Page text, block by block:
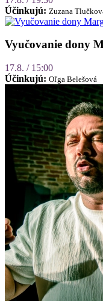
Účinkujú: Zuzana
Vyučovanie dony
17.8. / 15:00
Účinkujú: Oľga Belešová